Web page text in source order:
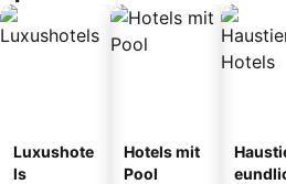
Luxushote
ls
Hotels mit
Pool